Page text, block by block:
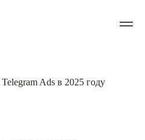
Ads в 2025 году